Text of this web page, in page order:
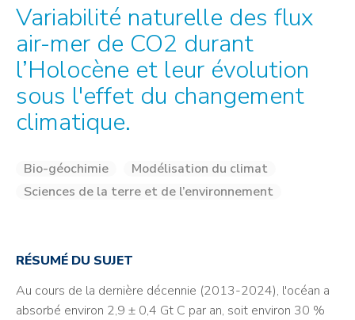
Variabilité naturelle des flux
air-mer de CO2 durant
l’Holocène et leur évolution
sous l'effet du changement
climatique.
Bio-géochimie
Modélisation du climat
Sciences de la terre et de l’environnement
RÉSUMÉ DU SUJET
Au cours de la dernière décennie (2013-2024), l'océan a
absorbé environ 2,9 ± 0,4 Gt C par an, soit environ 30 %